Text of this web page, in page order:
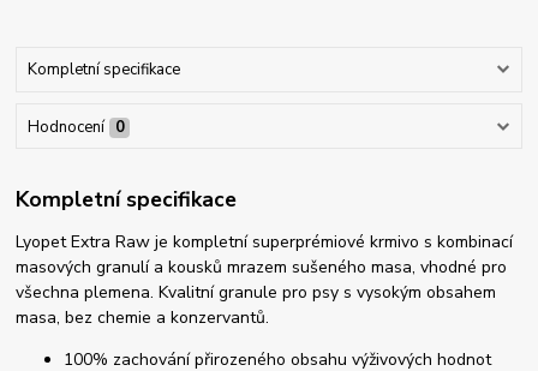
Kompletní specifikace
Hodnocení 0
Kompletní specifikace
Lyopet Extra Raw je kompletní superprémiové krmivo s kombinací
masových granulí a kousků mrazem sušeného masa, vhodné pro
všechna plemena. Kvalitní granule pro psy s vysokým obsahem
masa, bez chemie a konzervantů.
100% zachování přirozeného obsahu výživových hodnot